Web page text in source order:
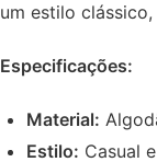
um estilo
Especificações:
Material:
Estilo: Casual